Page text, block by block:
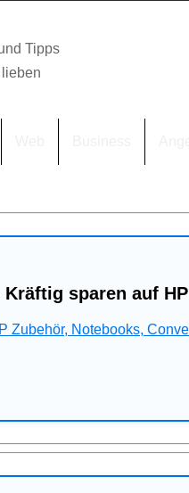
Tipps
Kräftig sparen auf
Zubehör, Notebooks,